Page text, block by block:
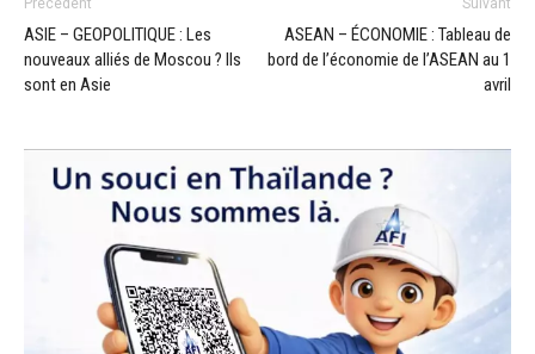
Précédent
ASIE – GEOPOLITIQUE : Les
nouveaux alliés de Moscou ? Ils
sont en Asie
Suivant
ASEAN – ÉCONOMIE : Tableau de
bord de l’économie de l’ASEAN au 1
avril